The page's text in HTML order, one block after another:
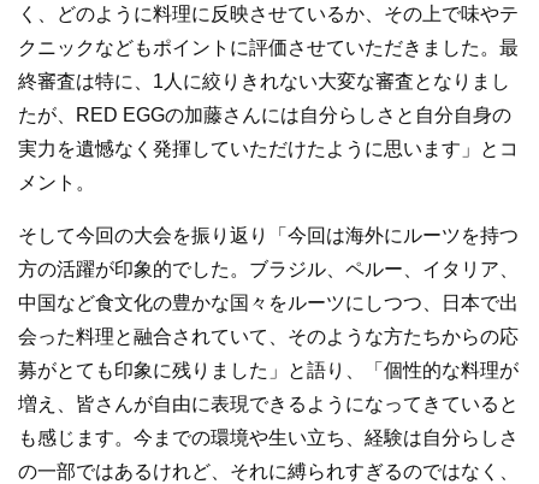
く、どのように料理に反映させているか、その上で味やテ
クニックなどもポイントに評価させていただきました。最
終審査は特に、1人に絞りきれない大変な審査となりまし
たが、RED EGGの加藤さんには自分らしさと自分自身の
実力を遺憾なく発揮していただけたように思います」とコ
メント。
そして今回の大会を振り返り「今回は海外にルーツを持つ
方の活躍が印象的でした。ブラジル、ペルー、イタリア、
中国など食文化の豊かな国々をルーツにしつつ、日本で出
会った料理と融合されていて、そのような方たちからの応
募がとても印象に残りました」と語り、「個性的な料理が
増え、皆さんが自由に表現できるようになってきていると
も感じます。今までの環境や生い立ち、経験は自分らしさ
の一部ではあるけれど、それに縛られすぎるのではなく、